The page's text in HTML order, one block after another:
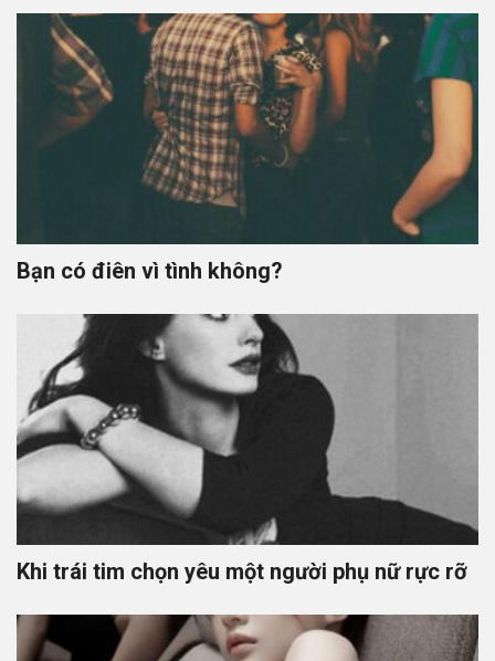
Bạn có điên vì tình không?
Khi trái tim chọn yêu một người phụ nữ rực rỡ